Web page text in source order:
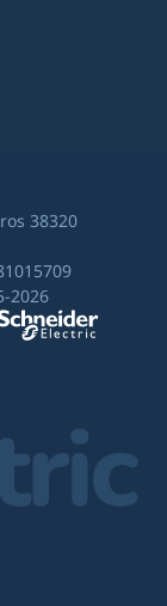
38320
2026